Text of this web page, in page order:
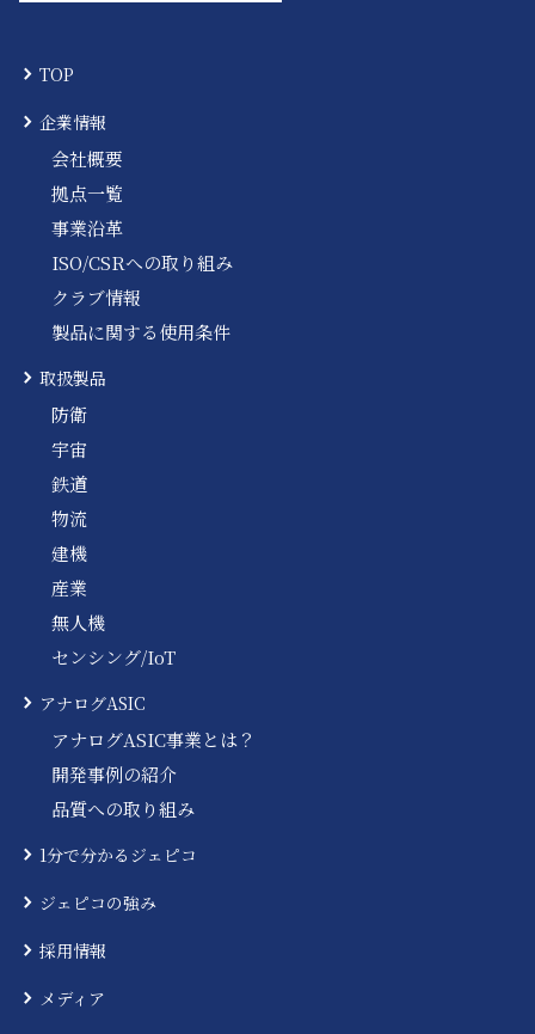
TOP
企業情報
会社概要
拠点一覧
事業沿革
ISO/CSRへの取り組み
クラブ情報
製品に関する使用条件
取扱製品
防衛
宇宙
鉄道
物流
建機
産業
無人機
センシング/IoT
アナログASIC
アナログASIC事業とは？
開発事例の紹介
品質への取り組み
1分で分かるジェピコ
ジェピコの強み
採用情報
メディア